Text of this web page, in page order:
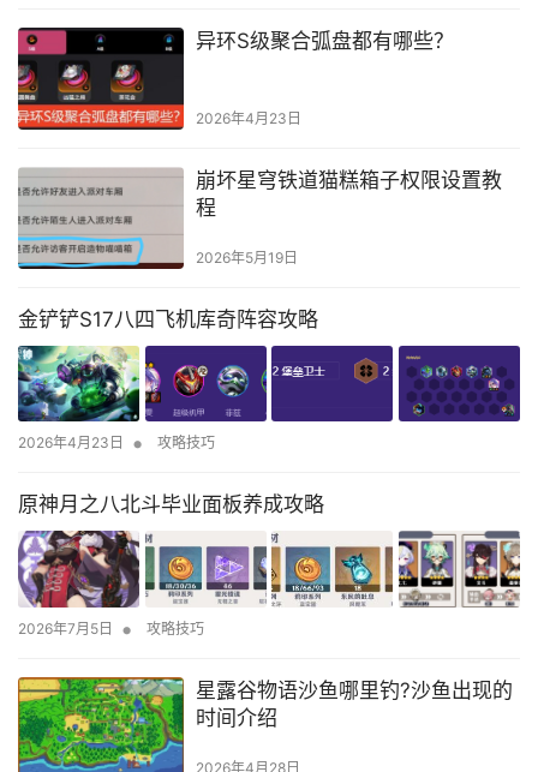
异环S级聚合弧盘都有哪些？
2026年4月23日
崩坏星穹铁道猫糕箱子权限设置教
程
2026年5月19日
金铲铲S17八四飞机库奇阵容攻略
2026年4月23日 • 攻略技巧
原神月之八北斗毕业面板养成攻略
2026年7月5日 • 攻略技巧
星露谷物语沙鱼哪里钓?沙鱼出现的
时间介绍
2026年4月28日